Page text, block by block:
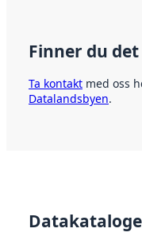
Finner du
Ta kontakt med oss
Datalandsbyen.